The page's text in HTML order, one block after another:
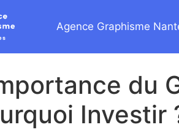
Agence Graphisme
du
Investir